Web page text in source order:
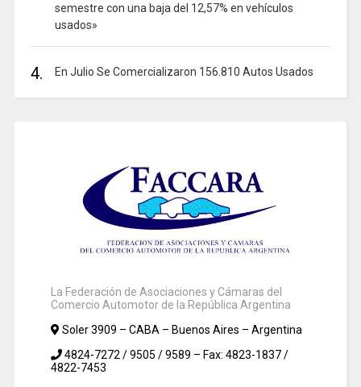
semestre con una baja del 12,57% en vehículos
usados»
4. En Julio Se Comercializaron 156.810 Autos Usados
La Federación de Asociaciones y Cámaras del
Comercio Automotor de la República Argentina
Soler 3909 – CABA – Buenos Aires – Argentina
4824-7272 / 9505 / 9589 – Fax: 4823-1837 /
4822-7453